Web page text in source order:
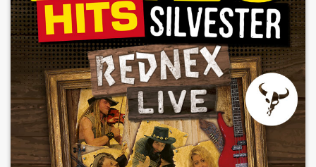
GALERIE
FOTOGALERIE
PHOTOMAT
INFOS
KONTAKT